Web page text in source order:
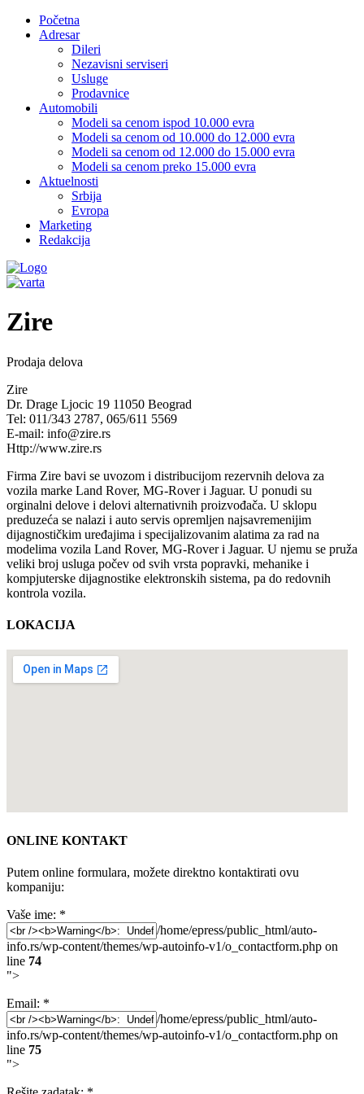
Početna
Adresar
Dileri
Nezavisni serviseri
Usluge
Prodavnice
Automobili
Modeli sa cenom ispod 10.000 evra
Modeli sa cenom od 10.000 do 12.000 evra
Modeli sa cenom od 12.000 do 15.000 evra
Modeli sa cenom preko 15.000 evra
Aktuelnosti
Srbija
Evropa
Marketing
Redakcija
Zire
Prodaja delova
Zire
Dr. Drage Ljocic 19 11050 Beograd
Tel: 011/343 2787, 065/611 5569
E-mail: info@zire.rs
Http://www.zire.rs
Firma Zire bavi se uvozom i distribucijom rezervnih delova za
vozila marke Land Rover, MG-Rover i Jaguar. U ponudi su
orginalni delove i delovi alternativnih proizvođača. U sklopu
preduzeća se nalazi i auto servis opremljen najsavremenijim
dijagnostičkim uređajima i specijalizovanim alatima za rad na
modelima vozila Land Rover, MG-Rover i Jaguar. U njemu se pruža
veliki broj usluga počev od svih vrsta popravki, mehanike i
kompjuterske dijagnostike elektronskih sistema, pa do redovnih
kontrola vozila.
LOKACIJA
ONLINE KONTAKT
Putem online formulara, možete direktno kontaktirati ovu
kompaniju:
Vaše ime: *
/home/epress/public_html/auto-
info.rs/wp-content/themes/wp-autoinfo-v1/o_contactform.php on
line 74
">
Email: *
/home/epress/public_html/auto-
info.rs/wp-content/themes/wp-autoinfo-v1/o_contactform.php on
line 75
">